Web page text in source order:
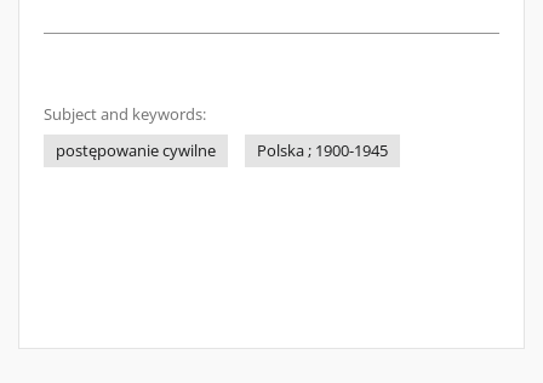
Subject and keywords:
postępowanie cywilne
Polska ; 1900-1945